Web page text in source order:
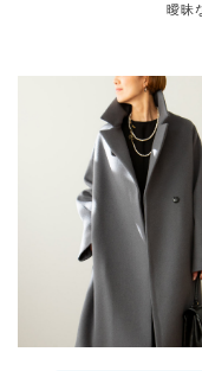
曖昧